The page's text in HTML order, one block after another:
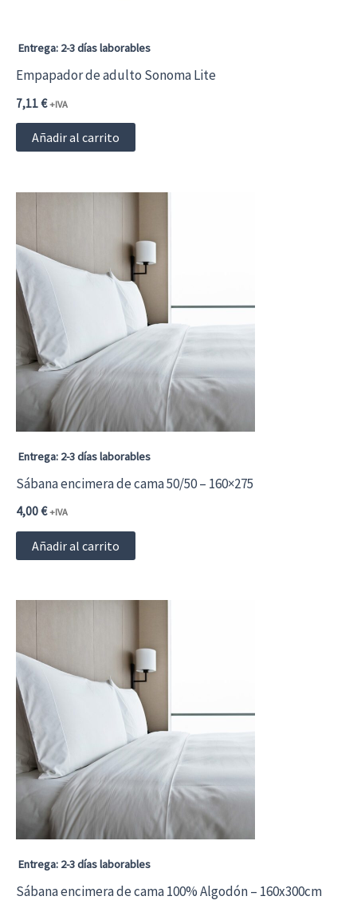
de
Entrega: 2-3 días laborables
Empapador de adulto Sonoma Lite
7,11€ +IVA
Añadir al carrito
Entrega: 2-3 días laborables
Sábana encimera de cama 50/50 – 160×275
4,00€ +IVA
Añadir al carrito
Entrega: 2-3 días laborables
Sábana encimera de cama 100% Algodón – 160x300cm